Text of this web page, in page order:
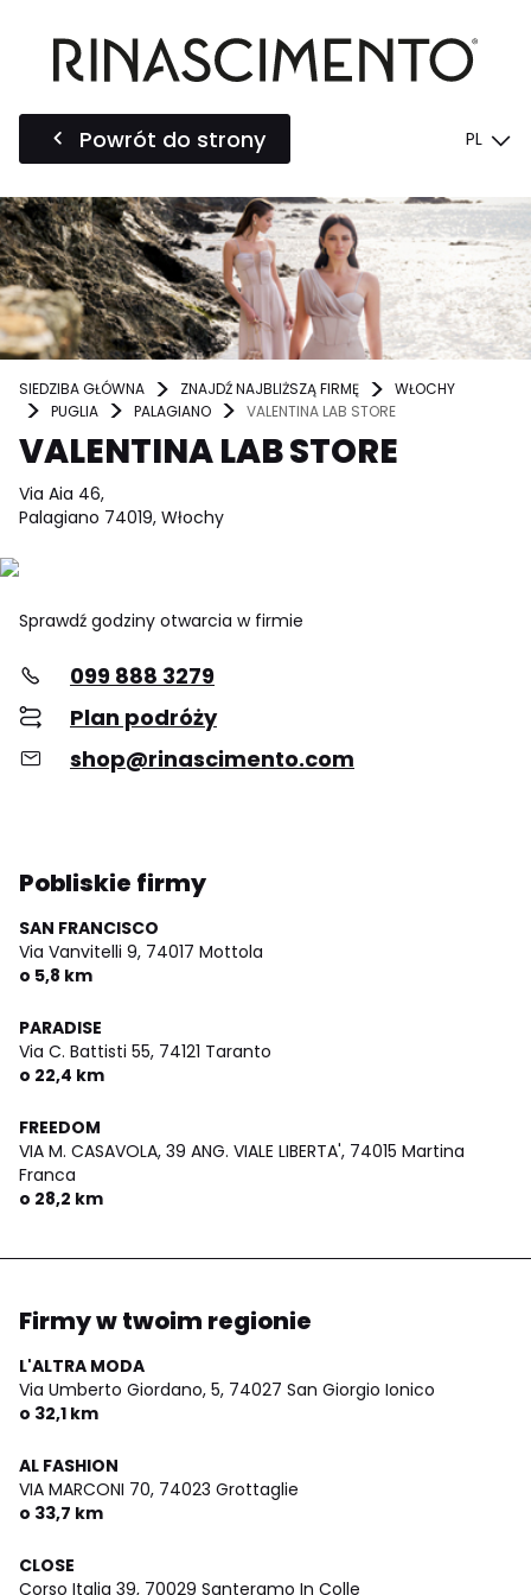
Powrót do strony PL
SIEDZIBA GŁÓWNA ZNAJDŹ NAJBLIŻSZĄ FIRMĘ
WŁOCHY
PUGLIA
PALAGIANO VALENTINA LAB STORE
VALENTINA LAB STORE
Via Aia 46,
Palagiano 74019, Włochy
Sprawdź godziny otwarcia w firmie
099 888 3279
Plan podróży
shop@rinascimento.com
Pobliskie firmy
SAN FRANCISCO
Via Vanvitelli 9, 74017 Mottola
o 5,8 km
PARADISE
Via C. Battisti 55, 74121 Taranto
o 22,4 km
FREEDOM
VIA M. CASAVOLA, 39 ANG. VIALE LIBERTA', 74015 Martina
Franca
o 28,2 km
Firmy w twoim regionie
L'ALTRA MODA
Via Umberto Giordano, 5, 74027 San Giorgio Ionico
o 32,1 km
AL FASHION
VIA MARCONI 70, 74023 Grottaglie
o 33,7 km
CLOSE
Corso Italia 39, 70029 Santeramo In Colle